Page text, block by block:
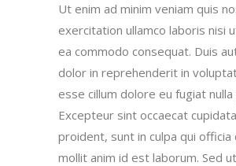
Ut enim ad minim veniam quis
exercitation ullamco laboris nisi
ea commodo consequat. Duis
dolor in reprehenderit in
esse cillum dolore eu fugiat
Excepteur sint occaecat
proident, sunt in culpa qui
mollit anim id est laborum. Sed ut